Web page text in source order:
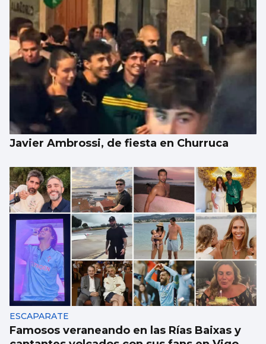
Javier Ambrossi, de fiesta en Churruca
ESCAPARATE
Famosos veraneando en las Rías Baixas y